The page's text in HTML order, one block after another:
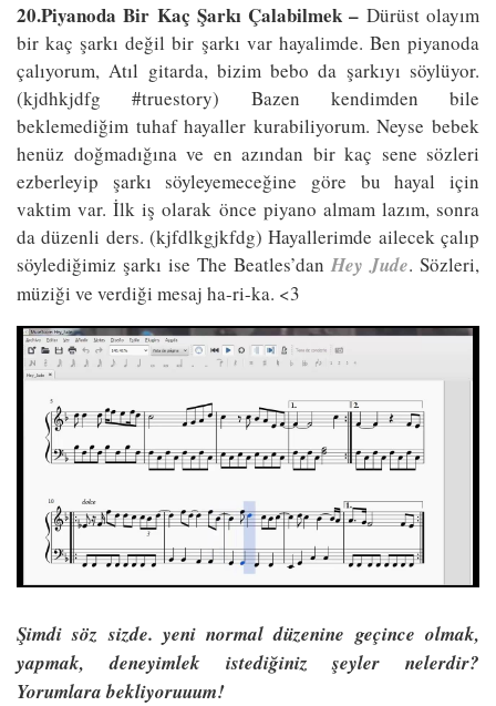
20.Piyanoda Bir Kaç Şarkı Çalabilmek – Dürüst olayım
bir kaç şarkı değil bir şarkı var hayalimde. Ben piyanoda
çalıyorum, Atıl gitarda, bizim bebo da şarkıyı söylüyor.
(kjdhkjdfg #truestory) Bazen kendimden bile
beklemediğim tuhaf hayaller kurabiliyorum. Neyse bebek
henüz doğmadığına ve en azından bir kaç sene sözleri
ezberleyip şarkı söyleyemeceğine göre bu hayal için
vaktim var. İlk iş olarak önce piyano almam lazım, sonra
da düzenli ders. (kjfdlkgjkfdg) Hayallerimde ailecek çalıp
söylediğimiz şarkı ise The Beatles’dan Hey Jude. Sözleri,
müziği ve verdiği mesaj ha-ri-ka. <3
Şimdi söz sizde. yeni normal düzenine geçince olmak,
yapmak, deneyimlek istediğiniz şeyler nelerdir?
Yorumlara bekliyoruuum!